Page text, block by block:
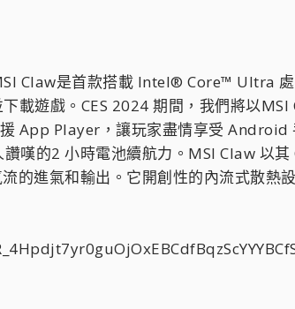
Claw是首款搭載 Intel® Core™ Ultra
載遊戲。CES 2024 期間，我們將以
App Player，讓玩家盡情享受 Android
嘆的2 小時電池續航力。MSI Claw 以
的進氣和輸出。它開創性的內流式散熱